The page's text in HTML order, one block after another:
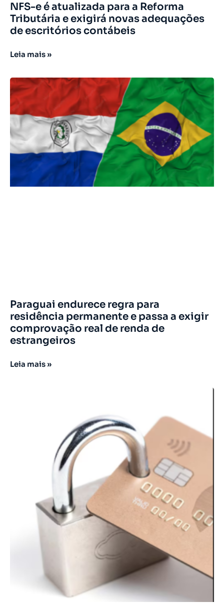
NFS-e é atualizada para a Reforma
Tributária e exigirá novas adequações
de escritórios contábeis
Leia mais »
Paraguai endurece regra para
residência permanente e passa a exigir
comprovação real de renda de
estrangeiros
Leia mais »